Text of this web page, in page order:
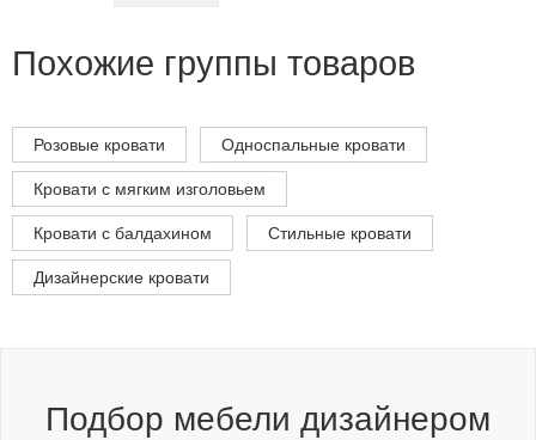
Похожие группы товаров
Розовые кровати Односпальные кровати
Кровати с мягким изголовьем
Кровати с балдахином Стильные кровати
Дизайнерские кровати
Подбор мебели дизайнером